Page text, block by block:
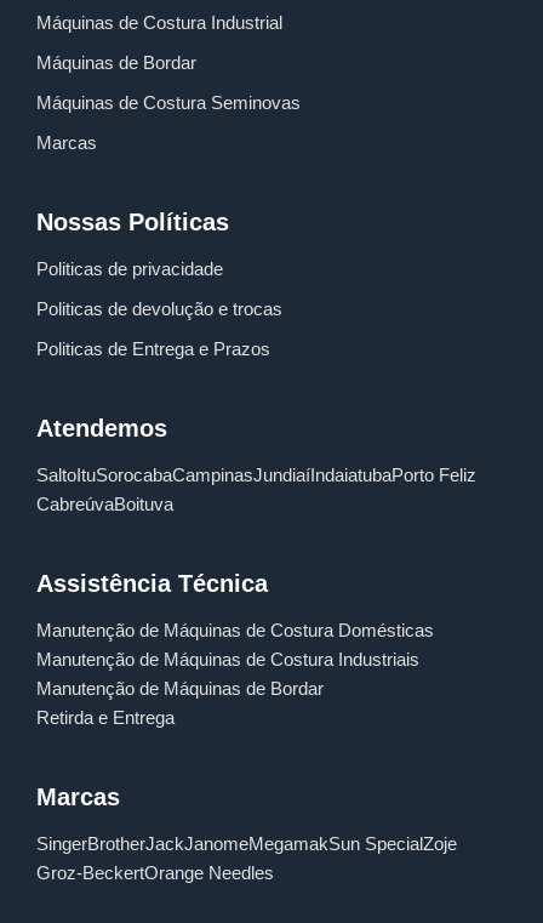
Máquinas de Costura Industrial
Máquinas de Bordar
Máquinas de Costura Seminovas
Marcas
Nossas Políticas
Politicas de privacidade
Politicas de devolução e trocas
Politicas de Entrega e Prazos
Atendemos
SaltoItuSorocabaCampinasJundiaíIndaiatubaPorto Feliz
CabreúvaBoituva
Assistência Técnica
Manutenção de Máquinas de Costura Domésticas
Manutenção de Máquinas de Costura Industriais
Manutenção de Máquinas de Bordar
Retirda e Entrega
Marcas
SingerBrotherJackJanomeMegamakSun SpecialZoje
Groz-BeckertOrange Needles